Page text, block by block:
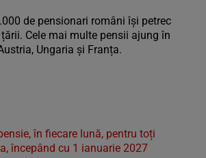
de pensionari români își petrec
Cele mai multe pensii ajung în
Ungaria și Franța.
în fiecare lună, pentru toți
începând cu 1 ianuarie 2027